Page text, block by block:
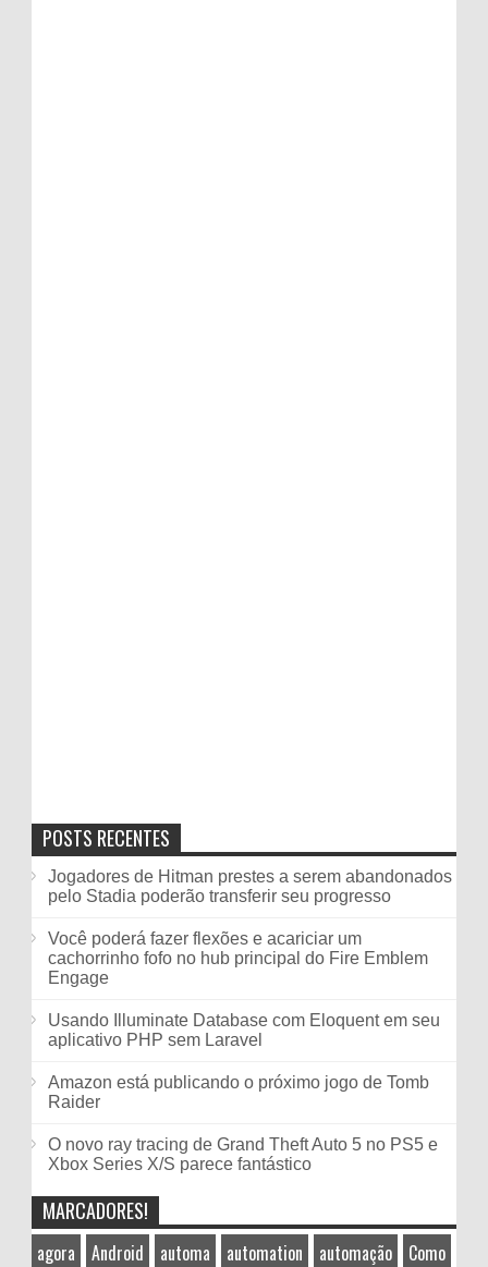
POSTS RECENTES
Jogadores de Hitman prestes a serem abandonados
pelo Stadia poderão transferir seu progresso
Você poderá fazer flexões e acariciar um
cachorrinho fofo no hub principal do Fire Emblem
Engage
Usando Illuminate Database com Eloquent em seu
aplicativo PHP sem Laravel
Amazon está publicando o próximo jogo de Tomb
Raider
O novo ray tracing de Grand Theft Auto 5 no PS5 e
Xbox Series X/S parece fantástico
MARCADORES!
agora Android automa automation automação
Como